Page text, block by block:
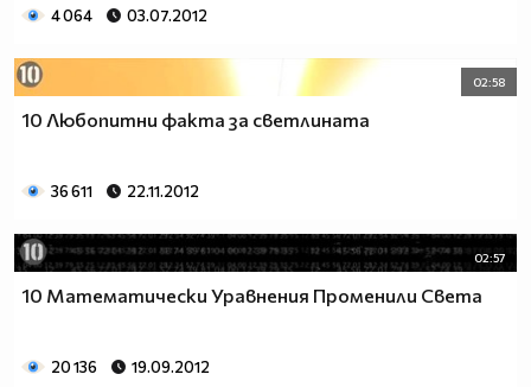
4 064 03.07.2012
02:58
10 Любопитни факта за светлината
36 611 22.11.2012
02:57
10 Математически Уравнения Променили Света
20 136 19.09.2012